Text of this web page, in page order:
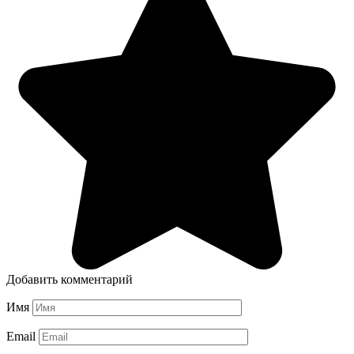
Добавить комментарий
Имя
Email